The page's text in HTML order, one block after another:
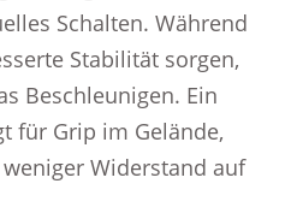
Schalten. Während
Stabilität sorgen,
Beschleunigen. Ein
für Grip im Gelände,
Widerstand auf